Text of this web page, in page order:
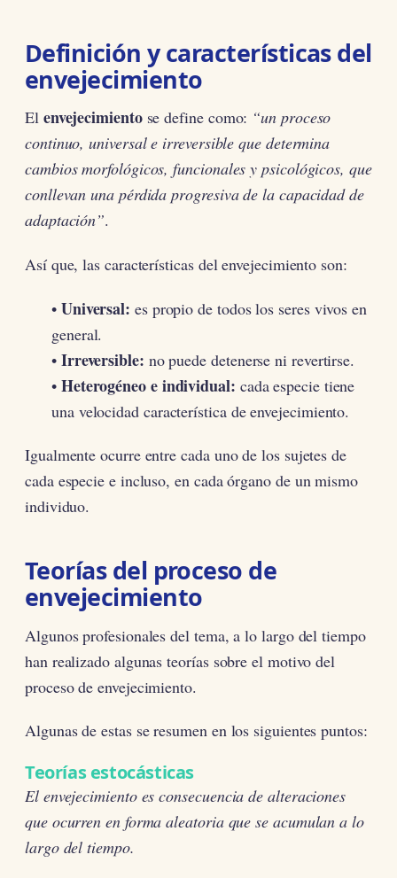
Definición y características del
envejecimiento
El envejecimientose define como: “un proceso
continuo, universal e irreversible que determina
cambios morfológicos, funcionales y psicológicos, que
conllevan una pérdida progresiva de la capacidad de
adaptación”.
Así que, las características del envejecimiento son:
• Universal: es propio de todos los seres vivos en
general.
• Irreversible: no puede detenerse ni revertirse.
• Heterogéneo e individual: cada especie tiene
una velocidad característica de envejecimiento.
Igualmente ocurre entre cada uno de los sujetes de
cada especie e incluso, en cada órgano de un mismo
individuo.
Teorías del proceso de
envejecimiento
Algunos profesionales del tema, a lo largo del tiempo
han realizado algunas teorías sobre el motivo del
proceso de envejecimiento.
Algunas de estas se resumen en los siguientes puntos:
Teorías estocásticas
El envejecimiento es consecuencia de alteraciones
que ocurren en forma aleatoria que se acumulan a lo
largo del tiempo.